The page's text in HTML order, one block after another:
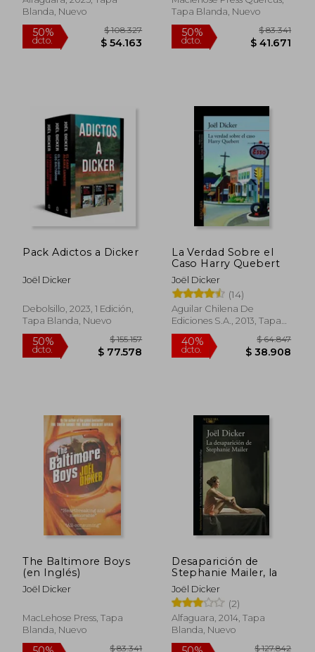
55%
dcto. $ 50.008
50%
dcto.
50%
dcto.
50%
dcto.
Blanda, Nuevo
Tapa Blanda, Nuevo
Pack Adictos a Dicker
Joël Dicker
Debolsillo, 2023, 1 Edición,
Tapa Blanda, Nuevo
La Verdad Sobre el
Caso Harry Quebert
Joël Dicker
(14)
Aguilar Chilena De
Ediciones S.A., 2013, Tapa
Blanda,Usado
The Baltimore Boys
(en Inglés)
Joël Dicker
MacLehose Press, Tapa
Blanda, Nuevo
Desaparición de
Stephanie Mailer, la
Joël Dicker
(2)
Alfaguara, 2014, Tapa
Blanda, Nuevo